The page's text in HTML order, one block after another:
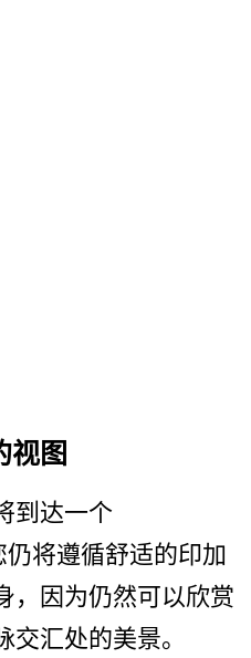
视图
到达一个
将遵循舒­适的印加
，因为仍然可以欣赏
汇处的美景。